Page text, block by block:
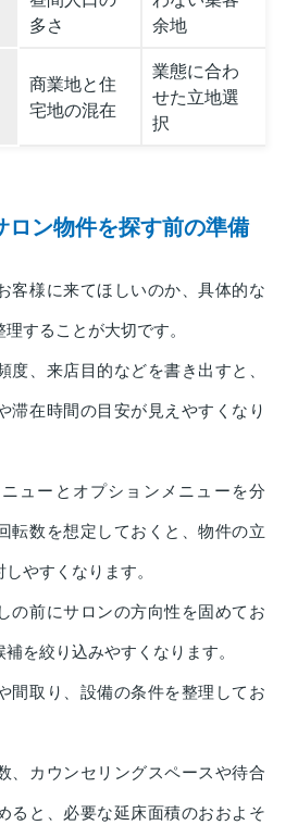
多さ
余地
商業地と住
宅地の混在
業態に合わ
せた立地選
択
ロン物件を探す前の準備
客様に来てほしいのか、具体的な
することが大切です。
度、来店目的などを書き出すと、
滞在時間の目安が見えやすくなり
ューとオプションメニューを分
転数を想定しておくと、物件の立
やすくなります。
の前にサロンの方向性を固めてお
を絞り込みやすくなります。
間取り、設備の条件を整理してお
、カウンセリングスペースや待合
ると、必要な延床面積のおおよそ